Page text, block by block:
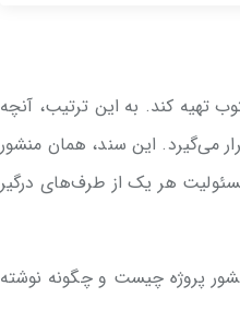
تهیه کند. به این ترتیب، آنچه
می‌گیرد. این سند، همان منشور
هر یک از طرف‌های درگیر
پروژه چیست و چگونه نوشته